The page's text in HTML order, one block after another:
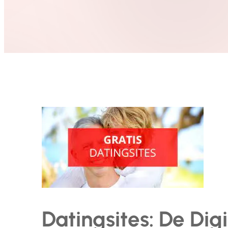
Datingsites: De